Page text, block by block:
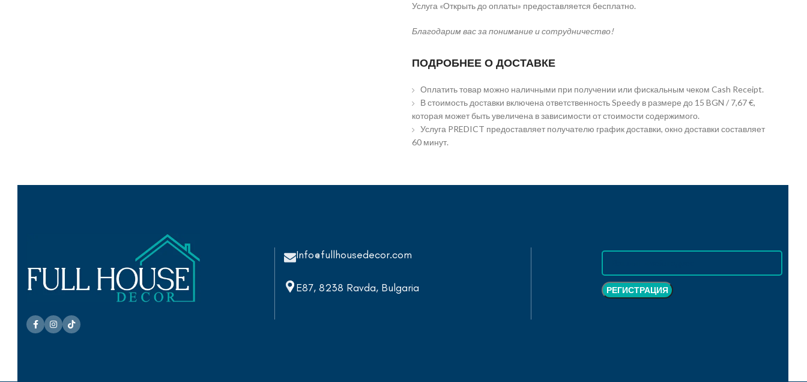
Услуга «Открыть до оплаты» предоставляется бесплатно.
Благодарим вас за понимание и сотрудничество!
ПОДРОБНЕЕ О ДОСТАВКЕ
Оплатить товар можно наличными при получении или фискальным чеком Cash Receipt.
В стоимость доставки включена ответственность Speedy в размере до 15 BGN / 7,67 €,
которая может быть увеличена в зависимости от стоимости содержимого.
Услуга PREDICT предоставляет получателю график доставки, окно доставки составляет
60 минут.
Info@fullhousedecor.com
E87, 8238 Ravda, Bulgaria